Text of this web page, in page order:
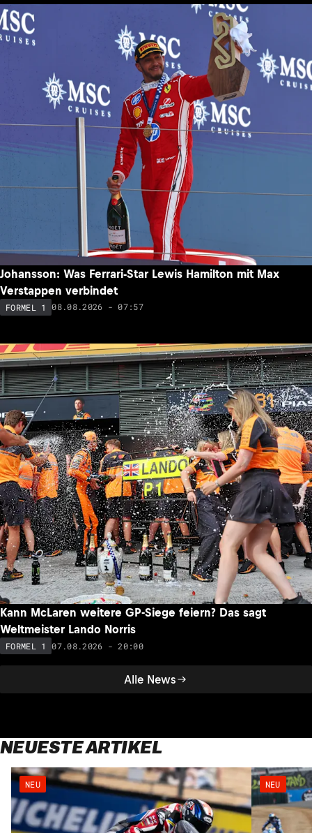
Alle News
Johansson: Was Ferrari-Star Lewis Hamilton mit Max
Verstappen verbindet
FORMEL 1 08.08.2026 - 07:57
Kann McLaren weitere GP-Siege feiern? Das sagt
Weltmeister Lando Norris
FORMEL 1 07.08.2026 - 20:00
NEUESTE ARTIKEL
NEU NEU